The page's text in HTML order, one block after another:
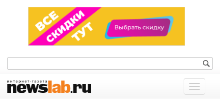
Показать
меню